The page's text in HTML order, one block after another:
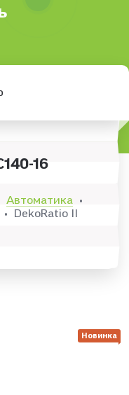
16
Автоматика •
•
DekoRatio II
Новинка